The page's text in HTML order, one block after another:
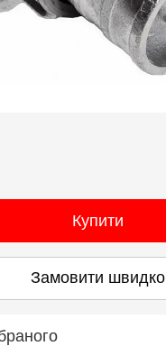
Купити
Замовити швидко